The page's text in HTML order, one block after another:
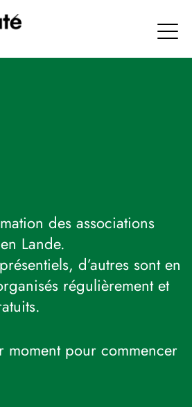
Lande
des associations
Lande.
d’autres sont en
régulièrement et
moment pour commencer